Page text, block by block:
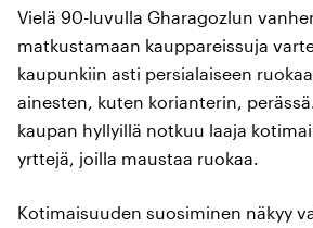
Vielä 90-luvulla Gharagozlun
matkustamaan kauppareissuja
kaupunkiin asti persialaiseen
ainesten, kuten korianterin,
kaupan hyllyillä notkuu laaja
yrttejä, joilla maustaa ruokaa.
Kotimaisuuden suosiminen näkyy